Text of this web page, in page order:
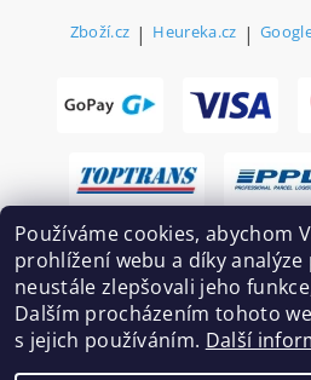
Zboží.cz | Heureka.cz |
Používáme cookies, abychom
prohlížení webu a díky
neustále zlepšovali jeho
Dalším procházením tohoto
s jejich používáním. Další